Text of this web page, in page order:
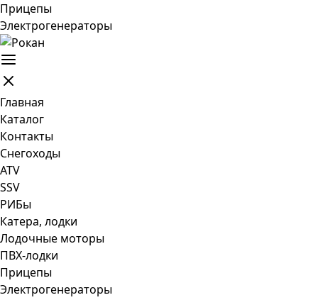
Прицепы
Электрогенераторы
Главная
Каталог
Контакты
Снегоходы
ATV
SSV
РИБы
Катера, лодки
Лодочные моторы
ПВХ-лодки
Прицепы
Электрогенераторы